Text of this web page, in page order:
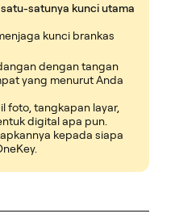
satunya kunci utama
kunci brankas
dengan tangan
yang menurut Anda
foto, tangkapan layar,
digital apa pun.
kepada siapa